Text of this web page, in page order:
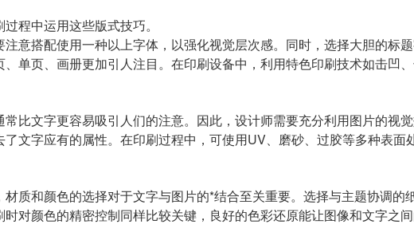
程中运用这些版式技巧。
意搭配使用一种以上字体，以强化视觉层次感。同时，选择大胆的标
单页、画册更加引人注目。在印刷设备中，利用特色印刷技术如击凹
比文字更容易吸引人们的注意。因此，设计师需要充分利用图片的视
文字应有的属性。在印刷过程中，可使用UV、磨砂、过胶等多种表面
质和颜色的选择对于文字与图片的*结合至关重要。选择与主题协调的
对颜色的精密控制同样比较关键，良好的色彩还原能让图像和文字之